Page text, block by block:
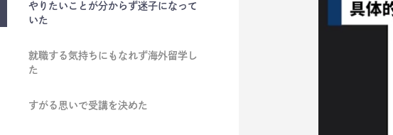
やりたいことが分からず迷子になって
いた
就職する気持ちにもなれず海外留学し
た
すがる思いで受講を決めた